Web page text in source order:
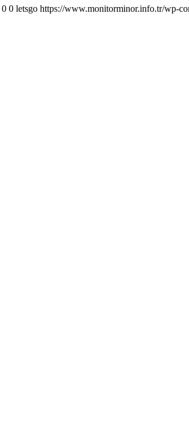
0 0 letsgo https://www.monitorminor.info.tr/wp-